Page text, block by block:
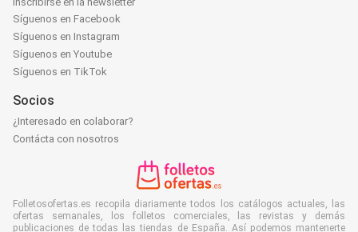
Síguenos en Facebook
Síguenos en Instagram
Síguenos en Youtube
Síguenos en TikTok
Socios
¿Interesado en colaborar?
Contácta con nosotros
Folletosofertas.es recopila diariamente todos los catálogos actuales, las
ofertas semanales, los folletos comerciales, las revistas y demás
publicaciones de todas las tiendas de España. Así podemos mantenerte